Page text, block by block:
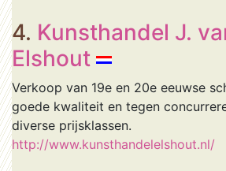
4. Kunsthandel J.
Elshout
Verkoop van 19e en 20e eeuwse
goede kwaliteit en tegen
diverse prijsklassen.
http://www.kunsthandelelshout.nl/